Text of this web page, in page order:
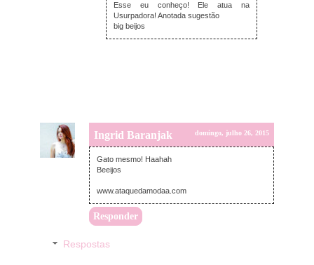
Esse eu conheço! Ele atua na
Usurpadora! Anotada sugestão
big beijos
Ingrid Baranjak domingo, julho 26, 2015
Gato mesmo! Haahah
Beeijos
www.ataquedamodaa.com
Responder
Respostas